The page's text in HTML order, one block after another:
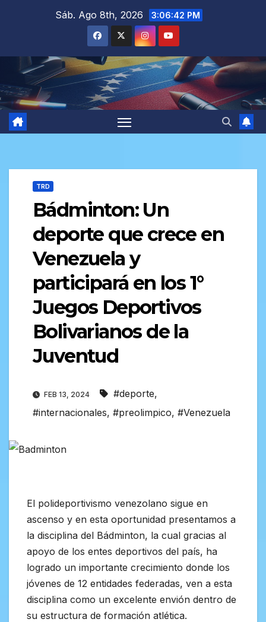
Sáb. Ago 8th, 2026 3:06:44 PM
TRD
Bádminton: Un
deporte que crece en
Venezuela y
participará en los 1°
Juegos Deportivos
Bolivarianos de la
Juventud
FEB 13, 2024 #deporte,
#internacionales, #preolimpico, #Venezuela
El polideportivismo venezolano sigue en
ascenso y en esta oportunidad presentamos a
la disciplina del Bádminton, la cual gracias al
apoyo de los entes deportivos del país, ha
logrado un importante crecimiento donde los
jóvenes de 12 entidades federadas, ven a esta
disciplina como un excelente envión dentro de
su estructura de formación atlética.